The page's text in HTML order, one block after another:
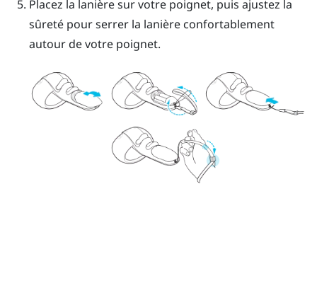
Placez la lanière sur votre poignet, puis ajustez la
sûreté pour serrer la lanière confortablement
autour de votre poignet.